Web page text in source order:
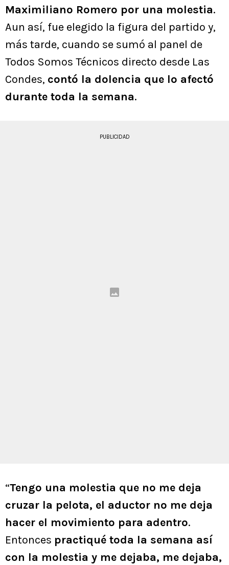
Maximiliano Romero por una molestia.
Aun así, fue elegido la figura del partido y,
más tarde, cuando se sumó al panel de
Todos Somos Técnicos directo desde Las
Condes, contó la dolencia que lo afectó
durante toda la semana.
PUBLICIDAD
“Tengo una molestia que no me deja
cruzar la pelota, el aductor no me deja
hacer el movimiento para adentro.
Entonces practiqué toda la semana así
con la molestia y me dejaba, me dejaba,